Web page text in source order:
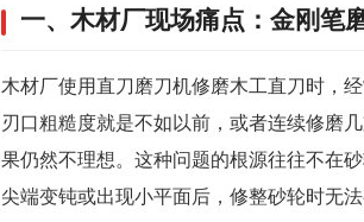
一、木材厂现场痛点：金刚笔
木材厂使用直刀磨刀机修磨木工直刀时，
刃口粗糙度就是不如以前，或者连续修磨
果仍然不理想。这种问题的根源往往不在
尖端变钝或出现小平面后，修整砂轮时无